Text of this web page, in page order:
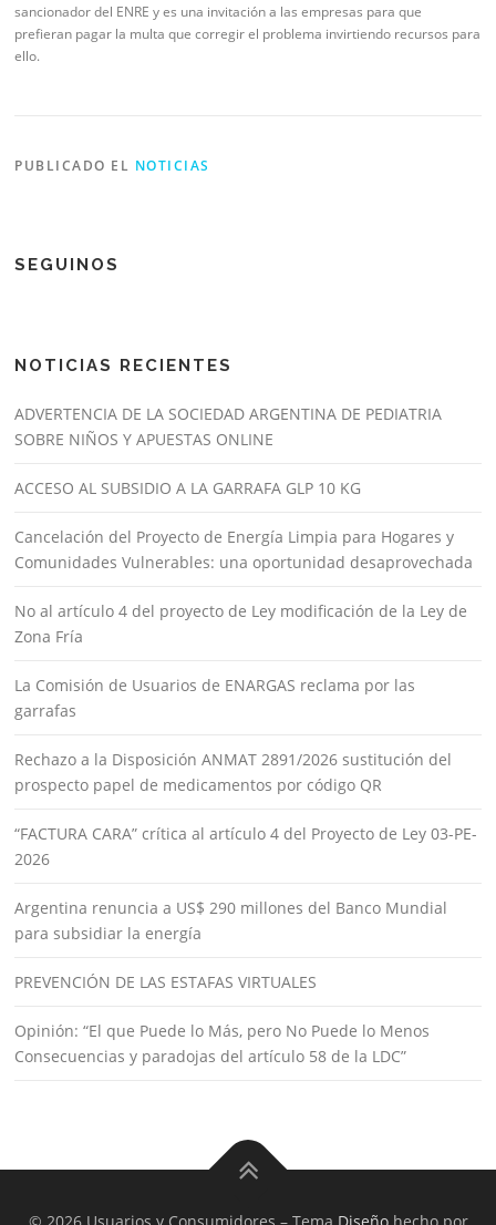
sancionador del ENRE y es una invitación a las empresas para que
prefieran pagar la multa que corregir el problema invirtiendo recursos para
ello.
PUBLICADO EL NOTICIAS
SEGUINOS
NOTICIAS RECIENTES
ADVERTENCIA DE LA SOCIEDAD ARGENTINA DE PEDIATRIA
SOBRE NIÑOS Y APUESTAS ONLINE
ACCESO AL SUBSIDIO A LA GARRAFA GLP 10 KG
Cancelación del Proyecto de Energía Limpia para Hogares y
Comunidades Vulnerables: una oportunidad desaprovechada
No al artículo 4 del proyecto de Ley modificación de la Ley de
Zona Fría
La Comisión de Usuarios de ENARGAS reclama por las
garrafas
Rechazo a la Disposición ANMAT 2891/2026 sustitución del
prospecto papel de medicamentos por código QR
“FACTURA CARA” crítica al artículo 4 del Proyecto de Ley 03-PE-
2026
Argentina renuncia a US$ 290 millones del Banco Mundial
para subsidiar la energía
PREVENCIÓN DE LAS ESTAFAS VIRTUALES
Opinión: “El que Puede lo Más, pero No Puede lo Menos
Consecuencias y paradojas del artículo 58 de la LDC”